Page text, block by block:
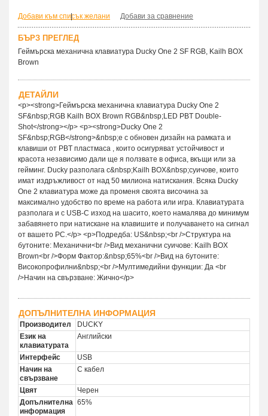
Добави към списък желани
| Добави за сравнение
БЪРЗ ПРЕГЛЕД
Геймърскa механична клавиатура Ducky One 2 SF RGB, Kailh BOX
Brown
ДЕТАЙЛИ
<p><strong>Геймърска механична клавиатура Ducky One 2
SF&nbsp;RGB Kailh BOX Brown RGB&nbsp;LED PBT Double-
Shot</strong></p> <p><strong>Ducky One 2
SF&nbsp;RGB</strong>&nbsp;е с обновен дизайн на рамката и
клавиши от PBT пластмаса , които осигуряват устойчивост и
красота независимо дали ще я ползвате в офиса, вкъщи или за
гейминг. Ducky разполага с&nbsp;Kailh BOX&nbsp;суичове, които
имат издръжливост от над 50 милиона натискания. Всяка Ducky
One 2 клавиатура може да променя своята височина за
максимално удобство по време на работа или игра. Клавиатурата
разполага и с USB-C изход на шасито, което намалява до минимум
забавянето при натискане на клавишите и получаването на сигнал
от вашето PC.</p> <p>Подредба: US&nbsp;<br />Структура на
бутоните: Механични<br />Вид механични суичове: Kailh BOX
Brown<br />Форм Фактор:&nbsp;65%<br />Вид на бутоните:
Високопрофилни&nbsp;<br />Мултимедийни функции: Да <br
/>Начин на свързване: Жично</p>
ДОПЪЛНИТЕЛНА ИНФОРМАЦИЯ
Производител
DUCKY
Език на
клавиатурата
Английски
Интерфейс
USB
Начин на
свързване
С кабел
Цвят
Черен
Допълнителна
информация
65%